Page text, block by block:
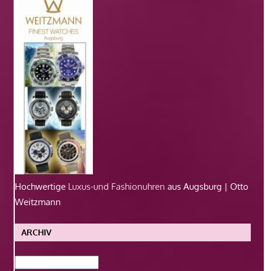
Hochwertige Luxus-und Fashionuhren aus Augsburg | Otto
Weitzmann
ARCHIV